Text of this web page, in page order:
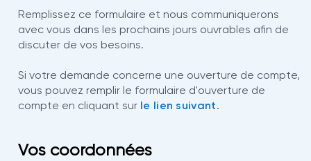
Remplissez ce formulaire et nous communiquerons
avec vous dans les prochains jours ouvrables afin de
discuter de vos besoins.
Si votre demande concerne une ouverture de compte,
vous pouvez remplir le formulaire d'ouverture de
compte en cliquant sur le lien suivant.
Vos coordonnées